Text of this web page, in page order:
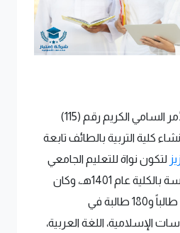
صدر الأمر السامي الكريم رقم (115)
لتكون نواة للتعليم الجامعي
بالمحافظة. بدأت الدراسة بالكلية عام 1401هـ، وكان
عدد الملتحقين بها 85 طالباً و180 طالبة في
الإسلامية، اللغة العربية،